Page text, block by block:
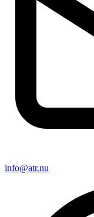
info@atr.nu